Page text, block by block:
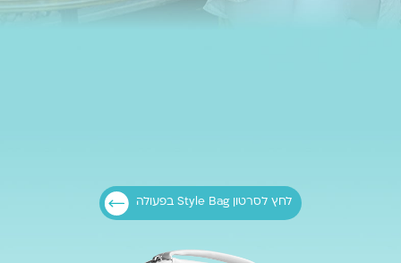
לחץ לסרטון Style Bag בפעולה